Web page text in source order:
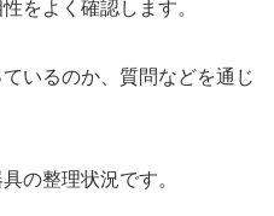
をよく確認します。
いるのか、質問などを通じ
の整理状況です。